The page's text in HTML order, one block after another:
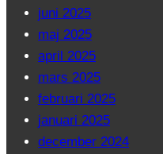
juni 2025
maj 2025
april 2025
mars 2025
februari 2025
januari 2025
december 2024